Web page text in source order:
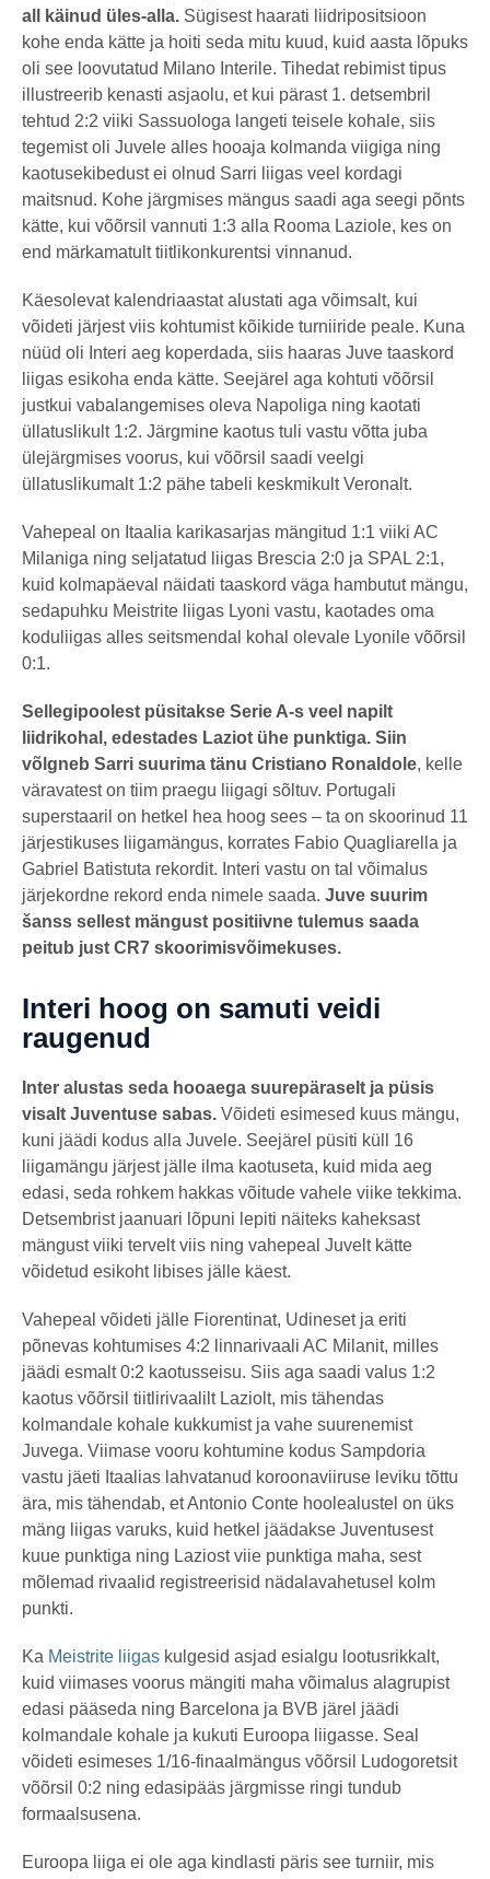
all käinud üles-alla. Sügisest haarati liidripositsioon
kohe enda kätte ja hoiti seda mitu kuud, kuid aasta lõpuks
oli see loovutatud Milano Interile. Tihedat rebimist tipus
illustreerib kenasti asjaolu, et kui pärast 1. detsembril
tehtud 2:2 viiki Sassuologa langeti teisele kohale, siis
tegemist oli Juvele alles hooaja kolmanda viigiga ning
kaotusekibedust ei olnud Sarri liigas veel kordagi
maitsnud. Kohe järgmises mängus saadi aga seegi põnts
kätte, kui võõrsil vannuti 1:3 alla Rooma Laziole, kes on
end märkamatult tiitlikonkurentsi vinnanud.
Käesolevat kalendriaastat alustati aga võimsalt, kui
võideti järjest viis kohtumist kõikide turniiride peale. Kuna
nüüd oli Interi aeg koperdada, siis haaras Juve taaskord
liigas esikoha enda kätte. Seejärel aga kohtuti võõrsil
justkui vabalangemises oleva Napoliga ning kaotati
üllatuslikult 1:2. Järgmine kaotus tuli vastu võtta juba
ülejärgmises voorus, kui võõrsil saadi veelgi
üllatuslikumalt 1:2 pähe tabeli keskmikult Veronalt.
Vahepeal on Itaalia karikasarjas mängitud 1:1 viiki AC
Milaniga ning seljatatud liigas Brescia 2:0 ja SPAL 2:1,
kuid kolmapäeval näidati taaskord väga hambutut mängu,
sedapuhku Meistrite liigas Lyoni vastu, kaotades oma
koduliigas alles seitsmendal kohal olevale Lyonile võõrsil
0:1.
Sellegipoolest püsitakse Serie A-s veel napilt
liidrikohal, edestades Laziot ühe punktiga. Siin
võlgneb Sarri suurima tänu Cristiano Ronaldole, kelle
väravatest on tiim praegu liigagi sõltuv. Portugali
superstaaril on hetkel hea hoog sees – ta on skoorinud 11
järjestikuses liigamängus, korrates Fabio Quagliarella ja
Gabriel Batistuta rekordit. Interi vastu on tal võimalus
järjekordne rekord enda nimele saada. Juve suurim
šanss sellest mängust positiivne tulemus saada
peitub just CR7 skoorimisvõimekuses.
Interi hoog on samuti veidi
raugenud
Inter alustas seda hooaega suurepäraselt ja püsis
visalt Juventuse sabas. Võideti esimesed kuus mängu,
kuni jäädi kodus alla Juvele. Seejärel püsiti küll 16
liigamängu järjest jälle ilma kaotuseta, kuid mida aeg
edasi, seda rohkem hakkas võitude vahele viike tekkima.
Detsembrist jaanuari lõpuni lepiti näiteks kaheksast
mängust viiki tervelt viis ning vahepeal Juvelt kätte
võidetud esikoht libises jälle käest.
Vahepeal võideti jälle Fiorentinat, Udineset ja eriti
põnevas kohtumises 4:2 linnarivaali AC Milanit, milles
jäädi esmalt 0:2 kaotusseisu. Siis aga saadi valus 1:2
kaotus võõrsil tiitlirivaalilt Laziolt, mis tähendas
kolmandale kohale kukkumist ja vahe suurenemist
Juvega. Viimase vooru kohtumine kodus Sampdoria
vastu jäeti Itaalias lahvatanud koroonaviiruse leviku tõttu
ära, mis tähendab, et Antonio Conte hoolealustel on üks
mäng liigas varuks, kuid hetkel jäädakse Juventusest
kuue punktiga ning Laziost viie punktiga maha, sest
mõlemad rivaalid registreerisid nädalavahetusel kolm
punkti.
Ka Meistrite liigas kulgesid asjad esialgu lootusrikkalt,
kuid viimases voorus mängiti maha võimalus alagrupist
edasi pääseda ning Barcelona ja BVB järel jäädi
kolmandale kohale ja kukuti Euroopa liigasse. Seal
võideti esimeses 1/16-finaalmängus võõrsil Ludogoretsit
võõrsil 0:2 ning edasipääs järgmisse ringi tundub
formaalsusena.
Euroopa liiga ei ole aga kindlasti päris see turniir, mis